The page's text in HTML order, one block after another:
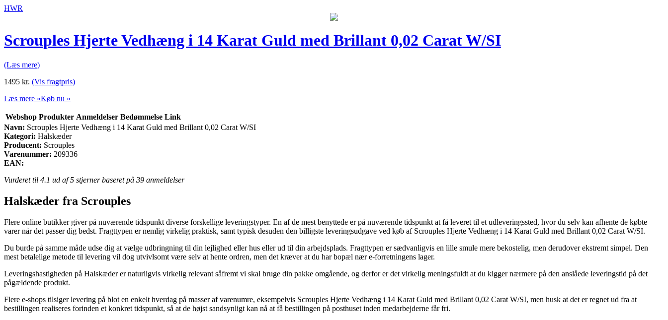
HWR
Scrouples Hjerte Vedhæng i 14 Karat Guld med Brillant 0,02 Carat W/SI
(Læs mere)
1495 kr. (Vis fragtpris)
Læs mere »Køb nu »
Webshop Produkter Anmeldelser Bedømmelse Link
Navn: Scrouples Hjerte Vedhæng i 14 Karat Guld med Brillant 0,02 Carat W/SI
Kategori: Halskæder
Producent: Scrouples
Varenummer: 209336
EAN:
Vurderet til 4.1 ud af 5 stjerner baseret på 39 anmeldelser
Halskæder fra Scrouples
Flere online butikker giver på nuværende tidspunkt diverse forskellige leveringstyper. En af de mest benyttede er på nuværende tidspunkt at få leveret til et udleveringssted, hvor du selv kan afhente de købte
varer når det passer dig bedst. Fragttypen er nemlig virkelig praktisk, samt typisk desuden den billigste leveringsudgave ved køb af Scrouples Hjerte Vedhæng i 14 Karat Guld med Brillant 0,02 Carat W/SI.
Du burde på samme måde udse dig at vælge udbringning til din lejlighed eller hus eller ud til din arbejdsplads. Fragttypen er sædvanligvis en lille smule mere bekostelig, men derudover ekstremt simpel. Den
mest betalelige metode til levering vil dog utvivlsomt være selv at hente ordren, men det kræver at du har bopæl nær e-forretningens lager.
Leveringshastigheden på Halskæder er naturligvis virkelig relevant såfremt vi skal bruge din pakke omgående, og derfor er det virkelig meningsfuldt at du kigger nærmere på den anslåede leveringstid på det
pågældende produkt.
Flere e-shops tilsiger levering på blot en enkelt hverdag på masser af varenumre, eksempelvis Scrouples Hjerte Vedhæng i 14 Karat Guld med Brillant 0,02 Carat W/SI, men husk at det er regnet ud fra at
bestillingen realiseres forinden et konkret tidspunkt, så at de højst sandsynligt kan nå at få bestillingen på posthuset inden medarbejderne får fri.